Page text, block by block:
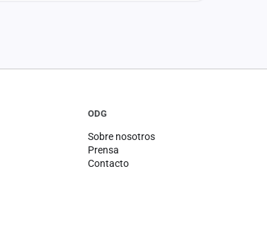
ODG
Sobre nosotros
Prensa
Contacto